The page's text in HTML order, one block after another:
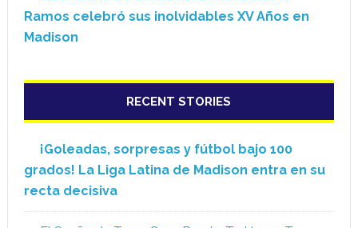
Ramos celebró sus inolvidables XV Años en
Madison
RECENT STORIES
¡Goleadas, sorpresas y fútbol bajo 100
grados! La Liga Latina de Madison entra en su
recta decisiva